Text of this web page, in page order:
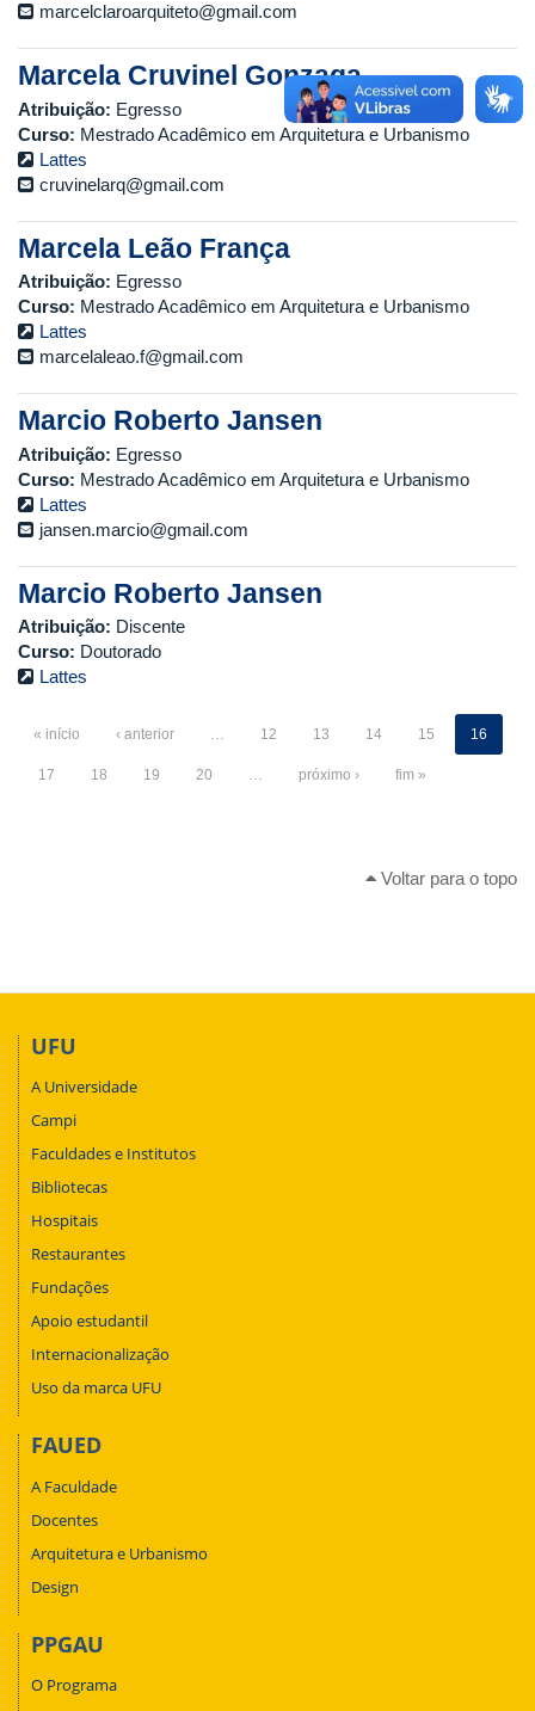
marcelclaroarquiteto@gmail.com
Marcela Cruvinel Gonzaga
Atribuição: Egresso
Curso: Mestrado Acadêmico em Arquitetura e Urbanismo
Lattes
cruvinelarq@gmail.com
Marcela Leão França
Atribuição: Egresso
Curso: Mestrado Acadêmico em Arquitetura e Urbanismo
Lattes
marcelaleao.f@gmail.com
Marcio Roberto Jansen
Atribuição: Egresso
Curso: Mestrado Acadêmico em Arquitetura e Urbanismo
Lattes
jansen.marcio@gmail.com
Marcio Roberto Jansen
Atribuição: Discente
Curso: Doutorado
Lattes
« início ‹ anterior … 12 13 14 15 16
17 18 19 20 … próximo › fim »
Voltar para o topo
UFU
A Universidade
Campi
Faculdades e Institutos
Bibliotecas
Hospitais
Restaurantes
Fundações
Apoio estudantil
Internacionalização
Uso da marca UFU
FAUED
A Faculdade
Docentes
Arquitetura e Urbanismo
Design
PPGAU
O Programa